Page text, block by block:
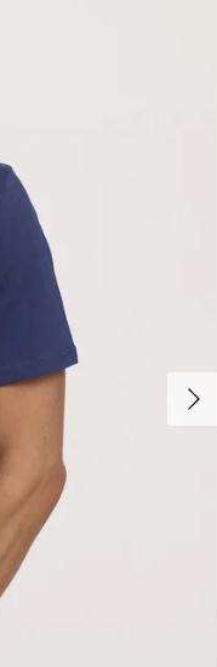
Suivant